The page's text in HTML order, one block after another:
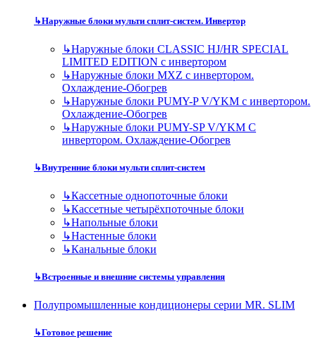
↳Наружные блоки мульти сплит-систем. Инвертор
↳Наружные блоки CLASSIC HJ/HR SPECIAL
LIMITED EDITION с инвертором
↳Наружные блоки MXZ с инвертором.
Охлаждение-Обогрев
↳Наружные блоки PUMY-P V/YKM с инвертором.
Охлаждение-Обогрев
↳Наружные блоки PUMY-SP V/YKM С
инвертором. Охлаждение-Обогрев
↳Внутренние блоки мульти сплит-систем
↳Кассетные однопоточные блоки
↳Кассетные четырёхпоточные блоки
↳Напольные блоки
↳Настенные блоки
↳Канальные блоки
↳Встроенные и внешние системы управления
Полупромышленные кондиционеры серии MR. SLIM
↳Готовое решение